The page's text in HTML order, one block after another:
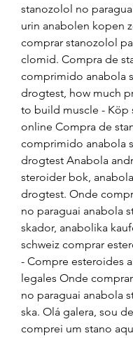
stanozolol no
urin anabolen kopen
comprar stanozolol
clomid. Compra de
comprimido anabola
drogtest, how much
to build muscle - Köp
online Compra de
comprimido anabola
drogtest Anabola
steroider bok,
drogtest. Onde
no paraguai anabola
skador, anabolika
schweiz comprar
- Compre esteroides
legales Onde
no paraguai anabola
ska. Olá galera, sou
comprei um stano